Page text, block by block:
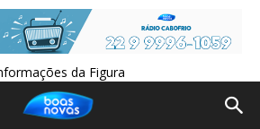
da Figura